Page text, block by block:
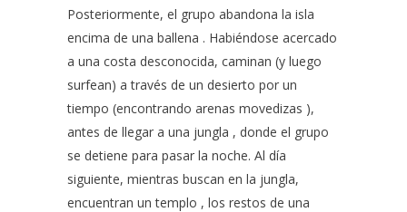
Posteriormente, el grupo abandona la isla
encima de una ballena . Habiéndose acercado
a una costa desconocida, caminan (y luego
surfean) a través de un desierto por un
tiempo (encontrando arenas movedizas ),
antes de llegar a una jungla , donde el grupo
se detiene para pasar la noche. Al día
siguiente, mientras buscan en la jungla,
encuentran un templo , los restos de una